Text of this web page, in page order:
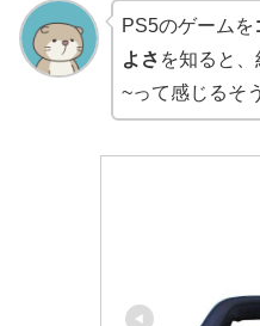
PS5のゲームを
よさ を知ると
~って感じるそ